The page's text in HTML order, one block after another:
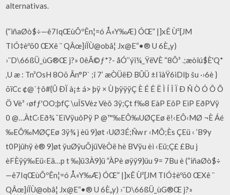
alternativas.
(“iñaØò$÷—ê7IqŒùÔºÊn¦=ó Å«Y‰Æ) ÓŒ” |]xÊ Ù²[JM
TIÓ‡èºõ0 ŒXê ¨ QÂœ]íÏÙ@obâ¦ Jx@E“•® U 6È„y)
›¨D\66ßÜ_ùG®Œ j?» 0êÃ©ƒ*?- åÓ‘’ýï¼_ŸëVÈ “8Ô³ .;æòîú$È'Q*
‚U æ : Tn³OsH 8Oõ Ãn°P` ;î 7’ æÒÜëÐ BÛÜ ±l ïàŸ6iDIþ šu ·›6è }
õïCc ¢@´†ô#{Û ÐÏ à¡± á> þÿ × Ù þÿÿÿÇ È É Ê Ë Ì Í Î Ï Ð Ñ Ò Ó Ô Õ
Ö Vè³ ‹øfƒ'OO;þfÇ \uÎSVèz Vèô 3ÿ;Çt f‰8 EàP EôP EìP EðPVÿ
0 @…ÀtC‹Eð¾ ¯EìVÿuôPÿ P @™‰EÔ‰UØÇEø ë!‹EÔ‹MØ ¬È Áé
‰EÔ‰MØÇEø 3ÿ¾ j èü 9}øt ‹UØ3É;Ñw r ‹MÔ;Ès ÇEü ‹ ’B9y
t0Pjûhÿ è® 9}øt ÿuØÿuÔjüVèÒë hè BVÿu èì ‹Eü;Ç£ £Bu j
èFÈÿÿ‰Eü‹Eä…p t ‰}ü3À9}ü ”ÀPè øÿÿ9}üu 9= 7Bu è (“iñaØò$÷
—ê7IqŒùÔºÊn¦=ó Å«Y‰Æ) ÓŒ” |]xÊ Ù²[JM TIÓ‡èºõ0 ŒXê ¨
QÂœ]íÏÙ@obâ¦ Jx@E“•® U 6È„y) ›¨D\66ßÜ_ùG®Œ j?»